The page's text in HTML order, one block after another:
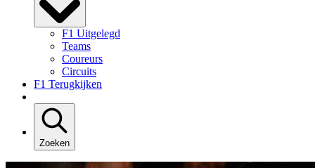
F1 Uitgelegd
Teams
Coureurs
Circuits
F1 Terugkijken
Zoeken